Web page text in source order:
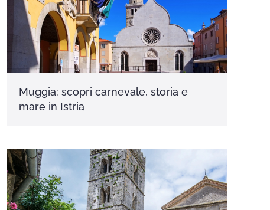
Muggia: scopri carnevale, storia e
mare in Istria